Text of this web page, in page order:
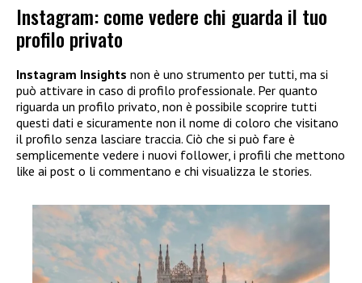
Instagram: come vedere chi guarda il tuo
profilo privato
Instagram Insights non è uno strumento per tutti, ma si
può attivare in caso di profilo professionale. Per quanto
riguarda un profilo privato, non è possibile scoprire tutti
questi dati e sicuramente non il nome di coloro che visitano
il profilo senza lasciare traccia. Ciò che si può fare è
semplicemente vedere i nuovi follower, i profili che mettono
like ai post o li commentano e chi visualizza le stories.